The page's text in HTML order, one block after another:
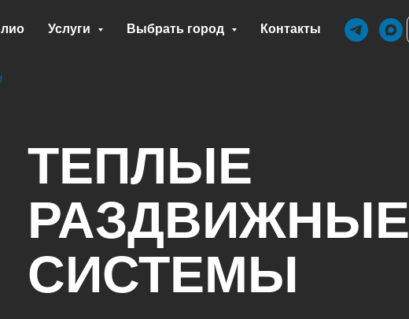
Услуги Выбрать город Контакты
ТЕПЛЫЕ
РАЗДВИЖНЫЕ
СИСТЕМЫ